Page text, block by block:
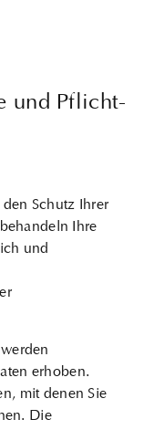
und Pflicht­
Schutz Ihrer
Ihre
und
erhoben.
mit denen Sie
Die